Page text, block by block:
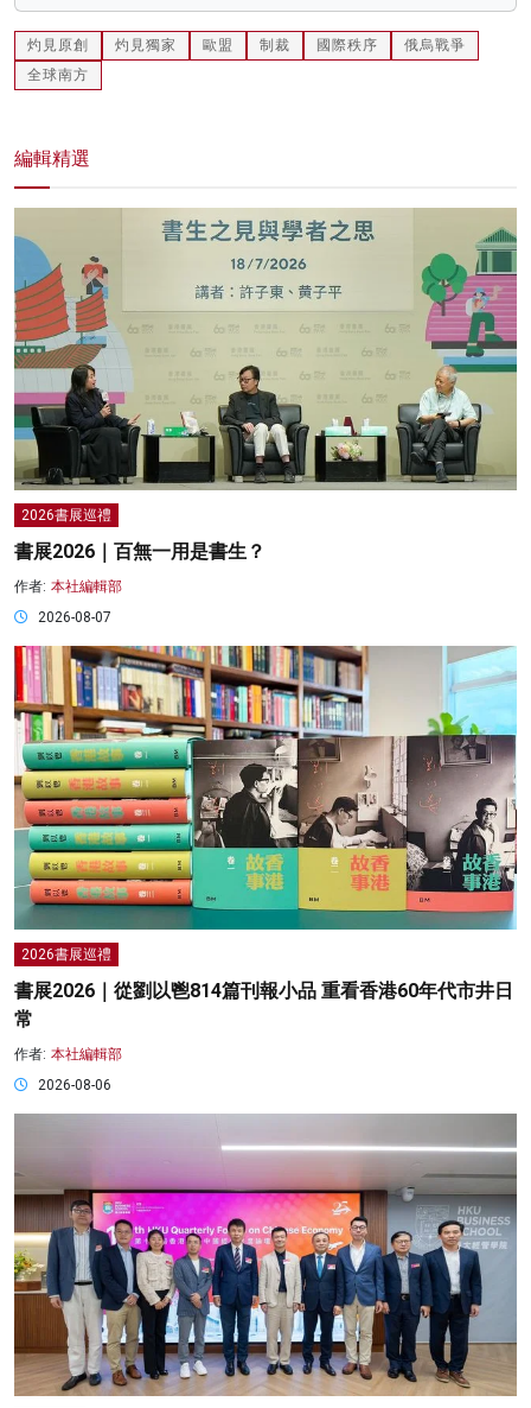
灼見原創 灼見獨家 歐盟 制裁 國際秩序
俄烏戰爭
全球南方
編輯精選
2026書展巡禮
書展2026｜百無一用是書生？
作者: 本社編輯部
2026-08-07
2026書展巡禮
書展2026｜從劉以鬯814篇刊報小品 重看香港60年代市井日
常
作者: 本社編輯部
2026-08-06